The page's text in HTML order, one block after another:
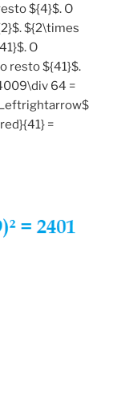
${4}$. O
${2\times
O
resto ${41}$.
64 =
=